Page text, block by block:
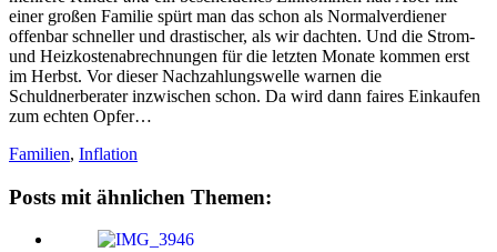
einer großen Familie spürt man das schon als Normalverdiener
offenbar schneller und drastischer, als wir dachten. Und die Strom-
und Heizkostenabrechnungen für die letzten Monate kommen erst
im Herbst. Vor dieser Nachzahlungswelle warnen die
Schuldnerberater inzwischen schon. Da wird dann faires Einkaufen
zum echten Opfer…
Familien, Inflation
Posts mit ähnlichen Themen: